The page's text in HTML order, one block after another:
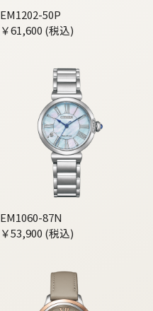
EM1202-50P
￥61,600 (税込)
EM1060-87N
￥53,900 (税込)